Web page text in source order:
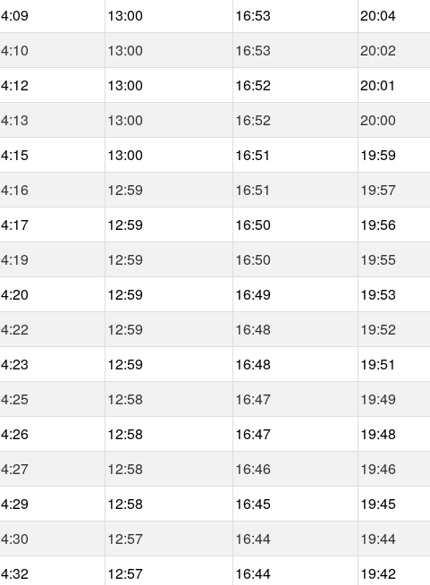
13:00 16:53 20:04
13:00 16:53 20:02
13:00 16:52 20:01
13:00 16:52 20:00
13:00 16:51 19:59
12:59 16:51 19:57
12:59 16:50 19:56
12:59 16:50 19:55
12:59 16:49 19:53
12:59 16:48 19:52
12:59 16:48 19:51
12:58 16:47 19:49
12:58 16:47 19:48
12:58 16:46 19:46
12:58 16:45 19:45
12:57 16:44 19:44
12:57 16:44 19:42